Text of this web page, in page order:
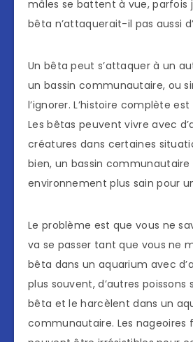
mâles se battent à vue, parfois
bêta n’attaquerait-il pas aussi
Un bêta peut s’attaquer à un
un bassin communautaire, ou
l’ignorer. L’histoire complète
Les bêtas peuvent vivre avec
créatures dans certaines
bien, un bassin
environnement plus sain pour
Le problème est que vous ne
va se passer tant que vous ne
bêta dans un aquarium avec
plus souvent, d’autres poissons
bêta et le harcèlent dans un
communautaire. Les nageoires